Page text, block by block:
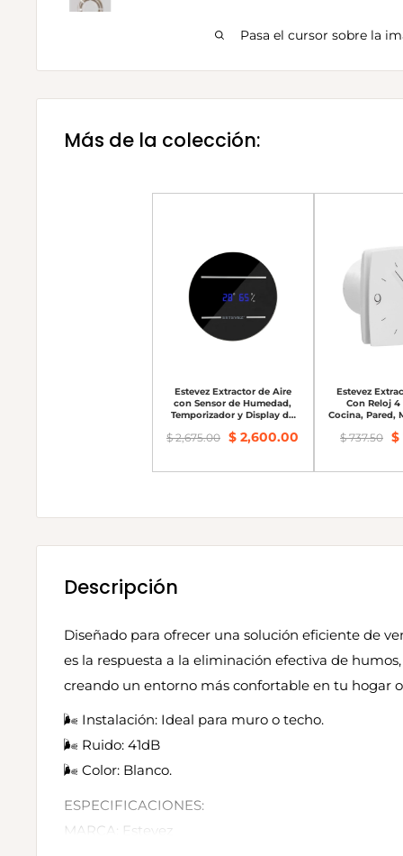
Pasa el cursor sobre la
Más de la colección:
Estevez Extractor de Aire
con Sensor de Humedad,
Temporizador y Display de
3204-HTD (eco)
$ 2,675.00 $ 2,600.00
Estevez
Con Reloj 4
Cocina, Pared,
$ 737.50 $
Descripción
Diseñado para ofrecer una solución eficiente de
es la respuesta a la eliminación efectiva de
creando un entorno más confortable en tu hogar
🌬️ Instalación: Ideal para muro o techo.
🌬️ Ruido: 41dB
🌬️ Color: Blanco.
ESPECIFICACIONES:
MARCA: Estevez